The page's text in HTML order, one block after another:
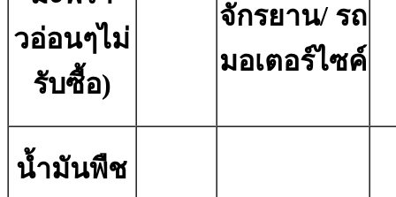
วอ่อนๆไม่
รับซื้อ)
จักรยาน/ รถ
มอเตอร์ไซค์
น้ำมันพืช